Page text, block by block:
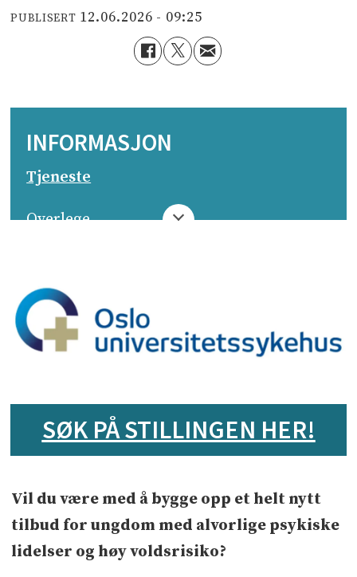
PUBLISERT 12.06.2026 - 09:25
INFORMASJON
Tjeneste
Overlege
Arbeidsgiver
Sted
Eiksmarka­
SØK PÅ STILLINGEN HER!
Vil du være med å bygge opp et helt nytt
tilbud for ungdom med alvorlige psykiske
lidelser og høy voldsrisiko?